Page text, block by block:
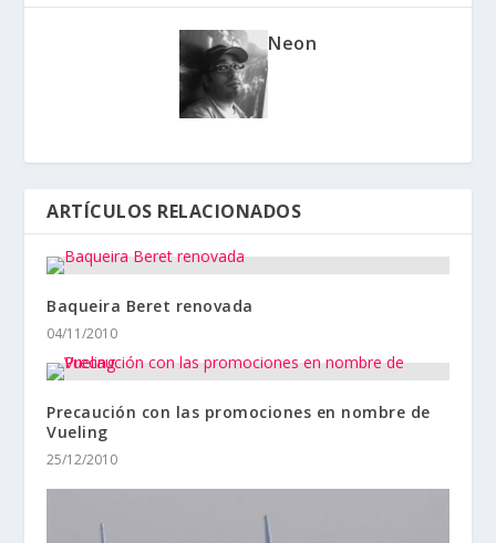
Neon
ARTÍCULOS RELACIONADOS
Baqueira Beret renovada
04/11/2010
Precaución con las promociones en nombre de
Vueling
25/12/2010